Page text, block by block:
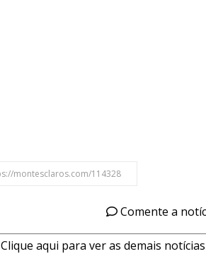
Comente a
Clique aqui para ver as demais